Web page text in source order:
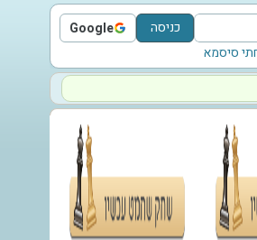
כניסה Google
Sign in with Google
סיסמא